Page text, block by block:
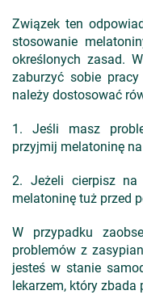
Związek ten
stosowanie
określonych zasad.
zaburzyć sobie pracy
należy dostosować
1. Jeśli masz
przyjmij melatoninę
2. Jeżeli cierpisz na
melatoninę tuż przed
W przypadku
problemów z
jesteś w stanie
lekarzem, który zbada